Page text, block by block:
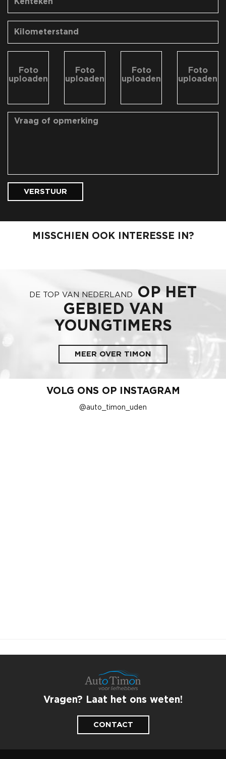
Foto
uploaden
Foto
uploaden
Foto
uploaden
Foto
uploaden
VERSTUUR
MISSCHIEN OOK INTERESSE IN?
DE TOP VAN NEDERLAND
OP HET
GEBIED VAN
YOUNGTIMERS
MEER OVER TIMON
VOLG ONS OP INSTAGRAM
@auto_timon_uden
Vragen? Laat het ons weten!
CONTACT